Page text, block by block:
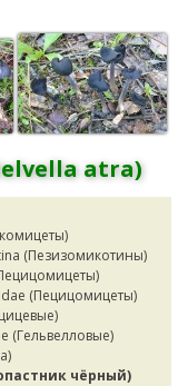
atra)
(Пезизомикотины)
(Пецицомицеты)
(Гельвелловые)
чёрный)